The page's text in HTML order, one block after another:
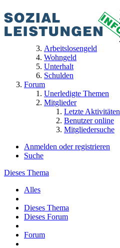
Arbeitslosengeld
Wohngeld
Unterhalt
Schulden
Forum
Unerledigte Themen
Mitglieder
Letzte Aktivitäten
Benutzer online
Mitgliedersuche
Anmelden oder registrieren
Suche
Dieses Thema
Alles
Dieses Thema
Dieses Forum
Forum